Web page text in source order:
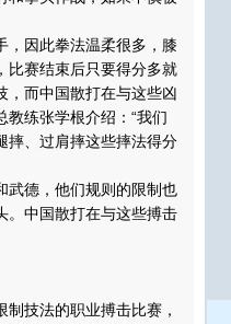
因此拳法温柔很多，膝
比赛结束后只要得分多就
，而中国散打在与这些凶
练张学根介绍：“我们
摔、过肩摔这些摔法得分
德，他们规则的限制也
。中国散打在与这些搏击
技法的职业搏击比赛，